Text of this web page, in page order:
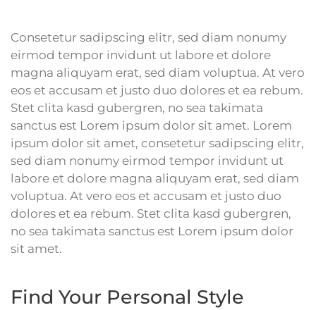
Consetetur sadipscing elitr, sed diam nonumy
eirmod tempor invidunt ut labore et dolore
magna aliquyam erat, sed diam voluptua. At vero
eos et accusam et justo duo dolores et ea rebum.
Stet clita kasd gubergren, no sea takimata
sanctus est Lorem ipsum dolor sit amet. Lorem
ipsum dolor sit amet, consetetur sadipscing elitr,
sed diam nonumy eirmod tempor invidunt ut
labore et dolore magna aliquyam erat, sed diam
voluptua. At vero eos et accusam et justo duo
dolores et ea rebum. Stet clita kasd gubergren,
no sea takimata sanctus est Lorem ipsum dolor
sit amet.
Find Your Personal Style